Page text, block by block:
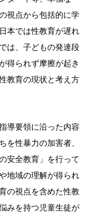
視点から包括的に学
本では性教育が遅れ
は、子どもの発達段
得られず摩擦が起き
教育の現状と考え方
導要領に沿った内容
を性暴力の加害者、
安全教育」を行って
地域の理解が得られ
の視点を含めた性教
みを持つ児童生徒が